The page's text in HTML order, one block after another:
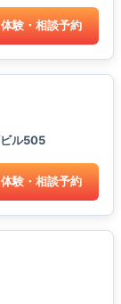
体験・相談予約
ル505
体験・相談予約